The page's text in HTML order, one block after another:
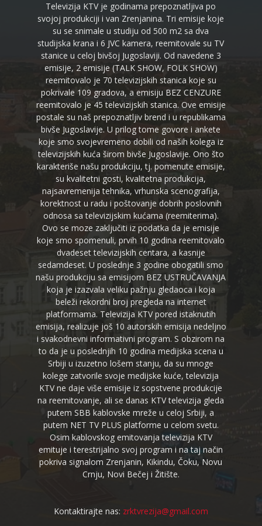
Televizija KTV je godinama prepoznatljiva po
svojoj produkciji i van Zrenjanina. Tri emisije koje
su se snimale u studiju od 500 m2 sa dva
studijska krana i 6 JVC kamera, reemitovale su TV
stanice u celoj bivšoj Jugoslaviji. Od navedene 3
emisije, 2 emisije (TALK SHOW, FOLK SHOW)
reemitovalo je 70 televizijskih stanica koje su
pokrivale 109 gradova, a emisiju BEZ CENZURE
reemitovalo je 45 televizijskih stanica. Ove emisije
postale su naš prepoznatljiv brend i u republikama
bivše Jugoslavije. U prilog tome govore i ankete
koje smo svojevremeno dobili od naših kolega iz
televizijskih kuća širom bivše Jugoslavije. Ono što
karakteriše našu produkciju, tj. pomenute emisije,
su kvalitetni gosti, kvalitetna produkcija,
najsavremenija tehnika, vrhunska scenografija,
korektnost u radu i poštovanje dobrih poslovnih
odnosa sa televizijskim kućama (reemiterima).
Ovo se moze zaključiti iz podatka da je emisije
koje smo spomenuli, prvih 10 godina reemitovalo
dvadeset televizijskih centara, a kasnije
sedamdeset. U poslednje 3 godine obogatili smo
našu produkciju sa emisijom BEZ USTRUČAVANJA
koja je izazvala veliku pažnju gledaoca i koja
beleži rekordni broj pregleda na internet
platformama. Televizija KTV pored istaknutih
emisija, realizuje još 10 autorskih emisija nedeljno
i svakodnevni informativni program. S obzirom na
to da je u poslednjih 10 godina medijska scena u
Srbiji u izuzetno lošem stanju, da su mnoge
kolege zatvorile svoje medijske kuće, televizija
KTV ne daje više emisije iz sopstvene produkcije
na reemitovanje, ali se danas KTV televizija gleda
putem SBB kablovske mreže u celoj Srbiji, a
putem NET TV PLUS platforme u celom svetu.
Osim kablovskog emitovanja televizija KTV
emituje i terestrijalno svoj program i na taj način
pokriva signalom Zrenjanin, Kikindu, Čoku, Novu
Crnju, Novi Bečej i Žitište.
Kontaktirajte nas: zrktvrezija@gmail.com